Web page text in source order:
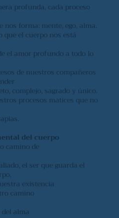
profunda, cada proceso
nos forma: mente, ego, alma.
que el cuerpo nos está
el amor profundo a todo lo
de nuestros compañeros
complejo, sagrado y único.
procesos matices que no
del cuerpo
camino de
el ser que guarda el
existencia
camino
alma